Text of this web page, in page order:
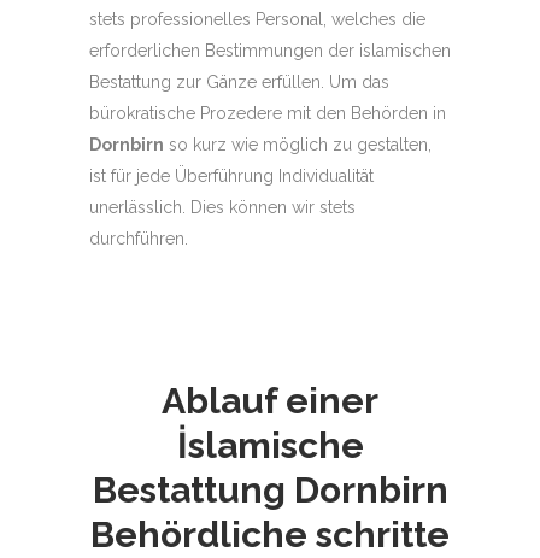
stets professionelles Personal, welches die
erforderlichen Bestimmungen der islamischen
Bestattung zur Gänze erfüllen. Um das
bürokratische Prozedere mit den Behörden in
Dornbirn so kurz wie möglich zu gestalten,
ist für jede Überführung Individualität
unerlässlich. Dies können wir stets
durchführen.
Ablauf einer
İslamische
Bestattung Dornbirn
Behördliche schritte